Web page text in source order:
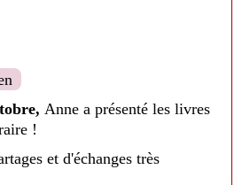
Nailloux - 2025
Anne a présenté les livres
!
et d'échanges très